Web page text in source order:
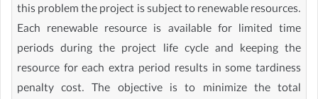
this problem the project is subject to renewable resources.
Each renewable resource is available for limited time
periods during the project life cycle and keeping the
resource for each extra period results in some tardiness
penalty cost. The objective is to minimize the total